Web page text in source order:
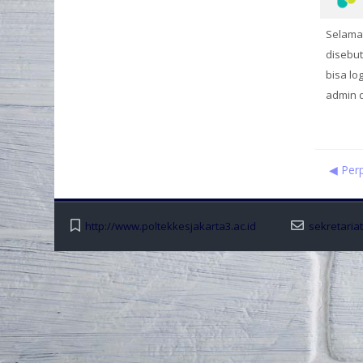
bisa
admin
◀︎
http://www.poltekkesjakarta3.ac.id